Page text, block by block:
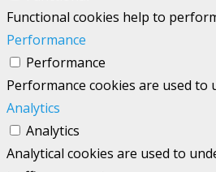
Functional cookies help to
Performance
Performance
Performance cookies are used
Analytics
Analytics
Analytical cookies are used to